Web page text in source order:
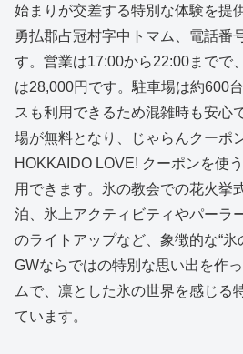
始まりが交差する特別な体験を提
勇払郡占冠村字中トマム、電話番
す。営業は17:00から22:00までで
は28,000円です。駐車場は約600
スも利用できるため混雑時も安心
場が無料となり、じゃらんクーポ
HOKKAIDO LOVE! クーポンを使
用できます。氷の教会での花火挙
泊、氷上アクティビティやパーラ
のライトアップなど、象徴的な“氷
GWならではの特別な思い出を作
ムで、凛とした氷の世界を感じる
ています。